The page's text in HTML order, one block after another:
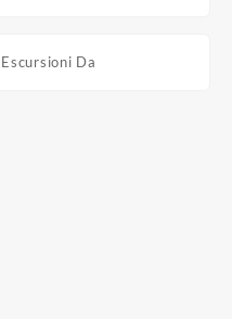
Escursioni Da